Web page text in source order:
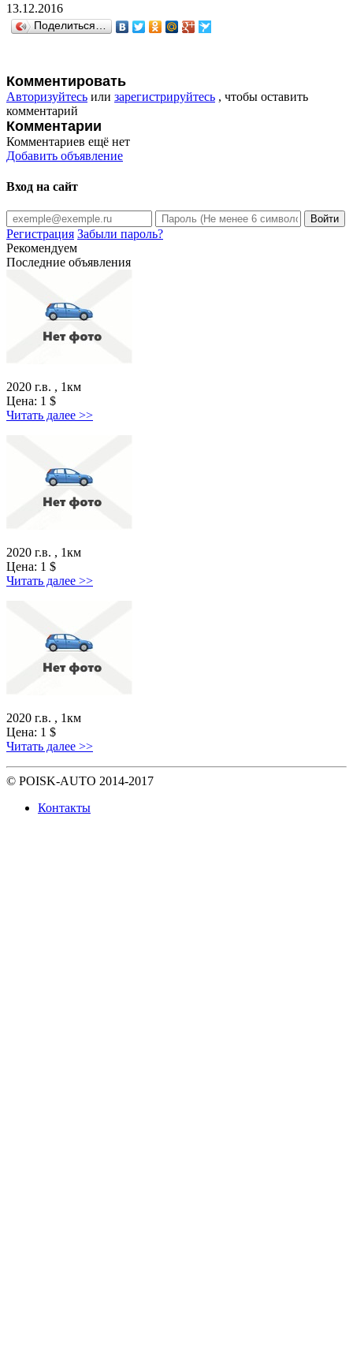
13.12.2016
Поделиться…
Комментировать
Авторизуйтесь или зарегистрируйтесь , чтобы оставить
комментарий
Комментарии
Комментариев ещё нет
Добавить объявление
Вход на сайт
Регистрация Забыли пароль?
Рекомендуем
Последние объявления
2020 г.в. , 1км
Цена: 1 $
Читать далее >>
2020 г.в. , 1км
Цена: 1 $
Читать далее >>
2020 г.в. , 1км
Цена: 1 $
Читать далее >>
© POISK-AUTO 2014-2017
Контакты